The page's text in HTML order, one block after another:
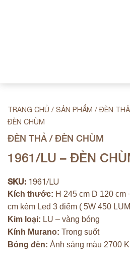
TRANG CHỦ / SẢN PHẨM / ĐÈN
ĐÈN CHÙM
ĐÈN THẢ / ĐÈN CHÙM
1961/LU – ĐÈN
SKU: 1961/LU
Kích thước: H 245 cm D 120 cm
cm kèm Led 3 điểm ( 5W 450
Kim loại: LU – vàng bóng
Kính Murano: Trong suốt
Bóng đèn: Ánh sáng màu 2700